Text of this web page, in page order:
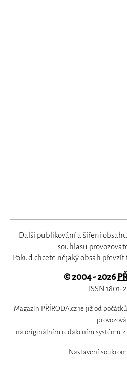
Další publikování a šíření
souhlasu
Pokud chcete nějaký obsah převzít
© 2004 - 2026
ISSN 1801-
Magazín PŘÍRODA.cz je již od
na originálním redakčním systému
Nastavení